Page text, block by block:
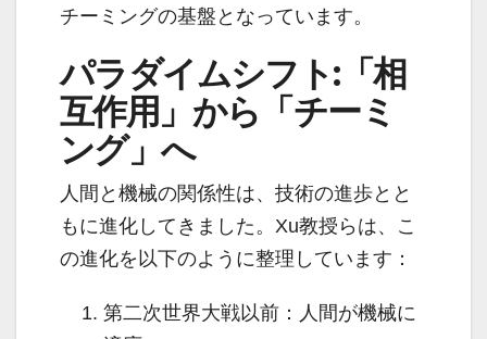
チーミングの基盤となっています。
パラダイムシフト:「相
互作用」から「チーミ
ング」へ
人間と機械の関係性は、技術の進歩とと
もに進化してきました。Xu教授らは、こ
の進化を以下のように整理しています：
第二次世界大戦以前：人間が機械に